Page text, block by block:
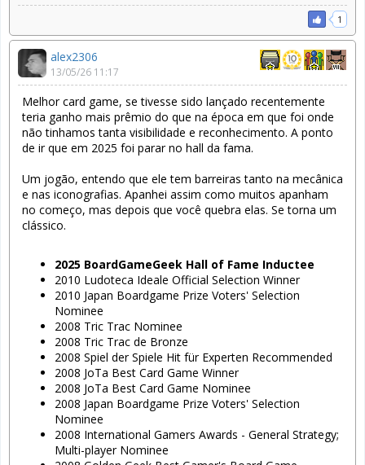
1
alex2306
13/05/26 11:17
Melhor card game, se tivesse sido lançado recentemente
teria ganho mais prêmio do que na época em que foi onde
não tinhamos tanta visibilidade e reconhecimento. A ponto
de ir que em 2025 foi parar no hall da fama.
Um jogão, entendo que ele tem barreiras tanto na mecânica
e nas iconografias. Apanhei assim como muitos apanham
no começo, mas depois que você quebra elas. Se torna um
clássico.
2025 BoardGameGeek Hall of Fame Inductee
2010 Ludoteca Ideale Official Selection Winner
2010 Japan Boardgame Prize Voters' Selection
Nominee
2008 Tric Trac Nominee
2008 Tric Trac de Bronze
2008 Spiel der Spiele Hit für Experten Recommended
2008 JoTa Best Card Game Winner
2008 JoTa Best Card Game Nominee
2008 Japan Boardgame Prize Voters' Selection
Nominee
2008 International Gamers Awards - General Strategy;
Multi-player Nominee